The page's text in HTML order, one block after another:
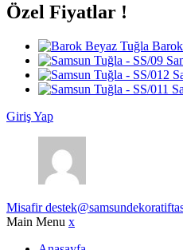
Özel Fiyatlar !
Giriş Yap
Misafir
Main Menu x